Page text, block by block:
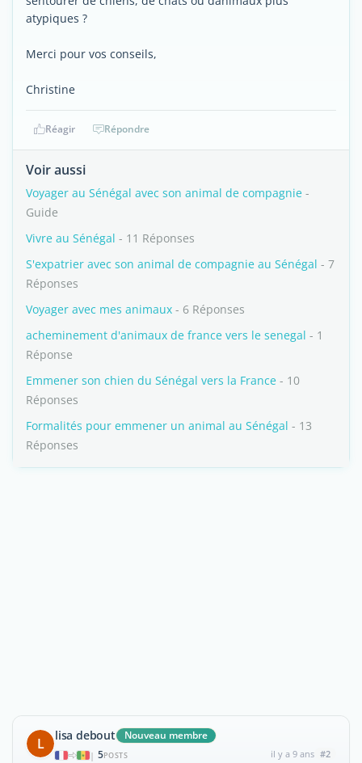
atypiques ?
Merci pour vos conseils,
Christine
Réagir Répondre
Voir aussi
Voyager au Sénégal avec son animal de compagnie -
Guide
Vivre au Sénégal - 11 Réponses
S'expatrier avec son animal de compagnie au Sénégal - 7
Réponses
Voyager avec mes animaux - 6 Réponses
acheminement d'animaux de france vers le senegal - 1
Réponse
Emmener son chien du Sénégal vers la France - 10
Réponses
Formalités pour emmener un animal au Sénégal - 13
Réponses
L lisa debout Nouveau membre
| 5POSTS il y a 9 ans #2